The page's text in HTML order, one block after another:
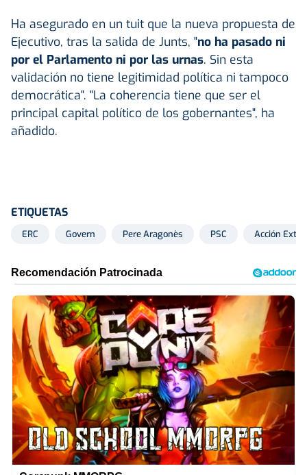
Ha asegurado en un tuit que la nueva propuesta de
Ejecutivo, tras la salida de Junts, "no ha pasado ni
por el Parlamento ni por las urnas. Sin esta
validación no tiene legitimidad política ni tampoco
democrática". "La coherencia tiene que ser el
principal capital político de los gobernantes", ha
añadido.
ETIQUETAS
ERC Govern Pere Aragonès PSC Acción